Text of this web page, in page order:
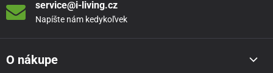
service@i-living.cz
Napíšte nám kedykoľvek
O nákupe